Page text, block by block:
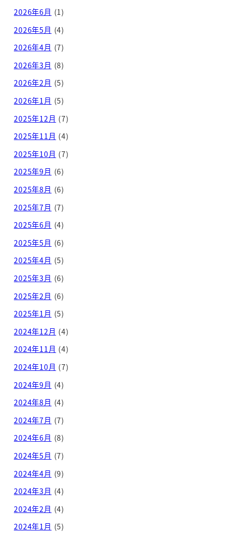
2026年6月 (1)
2026年5月 (4)
2026年4月 (7)
2026年3月 (8)
2026年2月 (5)
2026年1月 (5)
2025年12月 (7)
2025年11月 (4)
2025年10月 (7)
2025年9月 (6)
2025年8月 (6)
2025年7月 (7)
2025年6月 (4)
2025年5月 (6)
2025年4月 (5)
2025年3月 (6)
2025年2月 (6)
2025年1月 (5)
2024年12月 (4)
2024年11月 (4)
2024年10月 (7)
2024年9月 (4)
2024年8月 (4)
2024年7月 (7)
2024年6月 (8)
2024年5月 (7)
2024年4月 (9)
2024年3月 (4)
2024年2月 (4)
2024年1月 (5)